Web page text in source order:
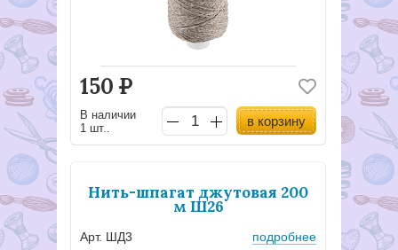
150 Р
В наличии
1 шт..
в корзину
Нить-шпагат джутовая 200
м Ш26
Арт. ШД3 подробнее